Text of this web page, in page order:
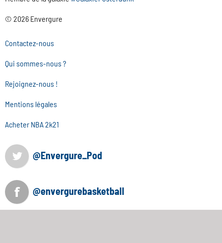
© 2026 Envergure
Contactez-nous
Qui sommes-nous ?
Rejoignez-nous !
Mentions légales
Acheter NBA 2k21
@Envergure_Pod
@envergurebasketball